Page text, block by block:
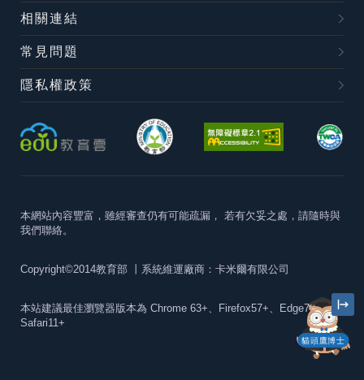
貓頭鷹博士
相關連結
常見問題
隱私權政策
本網站內容豐富，雖經審查仍有可能疏漏， 若有欠妥之處，請隨時與
我們聯絡。
Copyright©2014教育部 丨系統維運廠商：卡米爾有限公司
本站建議最佳瀏覽器版本為 Chrome 63+、Firefox57+、Edge79+及
Safari11+